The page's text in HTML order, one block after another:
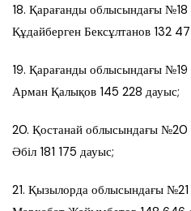
18. Қарағанды облысындағы №18
Құдайберген Бексұлтанов 132
19. Қарағанды облысындағы №19
Арман Қалықов 145 228 дауыс;
20. Қостанай облысындағы №20
Әбіл 181 175 дауыс;
21. Қызылорда облысындағы №21